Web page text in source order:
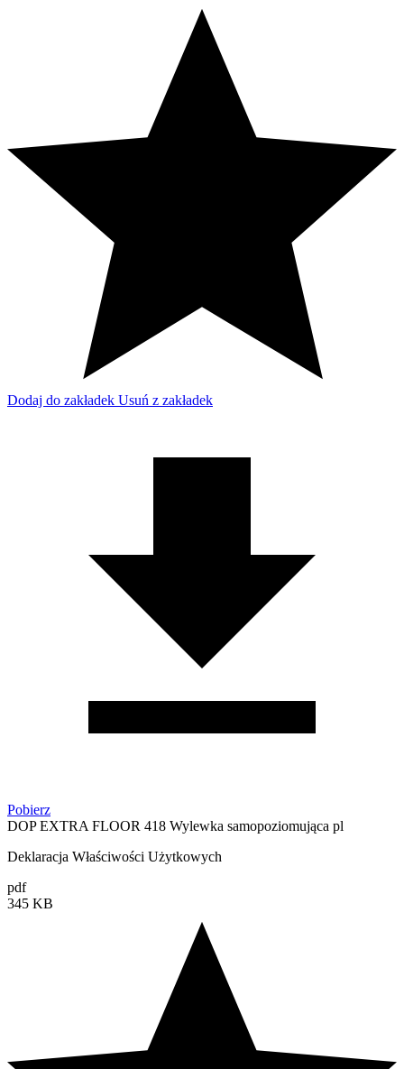
Dodaj do zakładek Usuń z zakładek
Pobierz
DOP EXTRA FLOOR 418 Wylewka samopoziomująca pl
Deklaracja Właściwości Użytkowych
pdf
345 KB